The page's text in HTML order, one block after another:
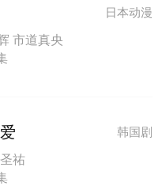
日本动漫
市道真央
韩国剧
祐